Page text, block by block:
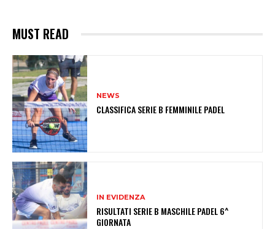
MUST READ
NEWS
CLASSIFICA SERIE B FEMMINILE PADEL
IN EVIDENZA
RISULTATI SERIE B MASCHILE PADEL 6^
GIORNATA